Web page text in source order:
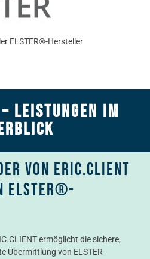
ELSTER®-Hersteller
Leistungen im
von ERIC.CLIENT
ermöglicht die sichere,
Übermittlung von ELSTER-